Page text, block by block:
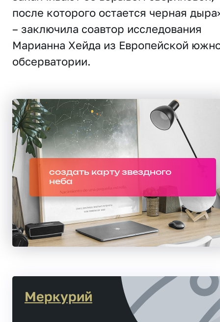
после которого остается черная
– заключила соавтор исследования
Марианна Хейда из Европейской
обсерватории.
создать карту звездного
неба
Меркурий